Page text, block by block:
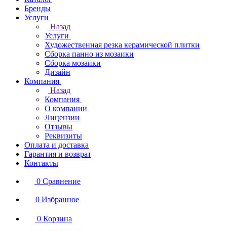
Бренды
Услуги
Назад
Услуги
Художественная резка керамической плитки
Сборка панно из мозаики
Сборка мозаики
Дизайн
Компания
Назад
Компания
О компании
Лицензии
Отзывы
Реквизиты
Оплата и доставка
Гарантия и возврат
Контакты
0 Сравнение
0 Избранное
0 Корзина